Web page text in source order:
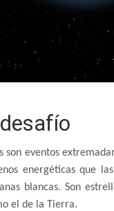
son eventos
energéticas que
blancas. Son
el de la Tierra.